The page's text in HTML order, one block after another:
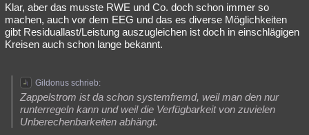
Klar, aber das musste RWE und Co. doch schon immer so
machen, auch vor dem EEG und das es diverse Möglichkeiten
gibt Residuallast/Leistung auszugleichen ist doch in einschlägigen
Kreisen auch schon lange bekannt.
Gildonus schrieb:
Zappelstrom ist da schon systemfremd, weil man den nur
runterregeln kann und weil die Verfügbarkeit von zuvielen
Unberechenbarkeiten abhängt.